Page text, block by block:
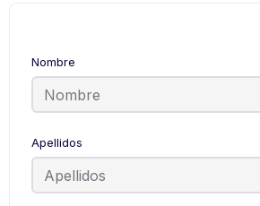
Nombre
Apellidos